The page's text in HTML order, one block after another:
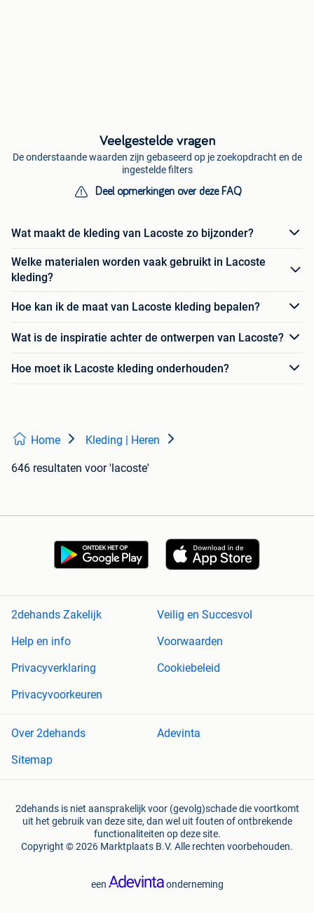
Veelgestelde vragen
De onderstaande waarden zijn gebaseerd op je zoekopdracht en de
ingestelde filters
Deel opmerkingen over deze FAQ
Wat maakt de kleding van Lacoste zo bijzonder?
Welke materialen worden vaak gebruikt in Lacoste
kleding?
Hoe kan ik de maat van Lacoste kleding bepalen?
Wat is de inspiratie achter de ontwerpen van Lacoste?
Hoe moet ik Lacoste kleding onderhouden?
Home Kleding | Heren
646 resultaten voor 'lacoste'
2dehands Zakelijk
Veilig en Succesvol
Help en info
Voorwaarden
Privacyverklaring
Cookiebeleid
Privacyvoorkeuren
Over 2dehands
Adevinta
Sitemap
2dehands is niet aansprakelijk voor (gevolg)schade die voortkomt
uit het gebruik van deze site, dan wel uit fouten of ontbrekende
functionaliteiten op deze site.
Copyright © 2026 Marktplaats B.V. Alle rechten voorbehouden.
een onderneming